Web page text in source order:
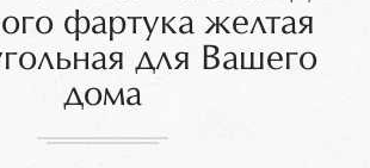
фартука желтая
для Вашего
дома